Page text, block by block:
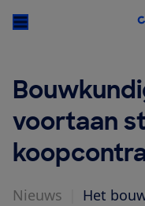
voortaan
Nieuws
Het